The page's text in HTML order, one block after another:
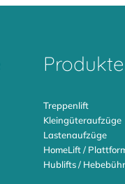
Produkte
Treppenlift
Kleingüteraufzüge
Lastenaufzüge
HomeLift /
Hublifts /